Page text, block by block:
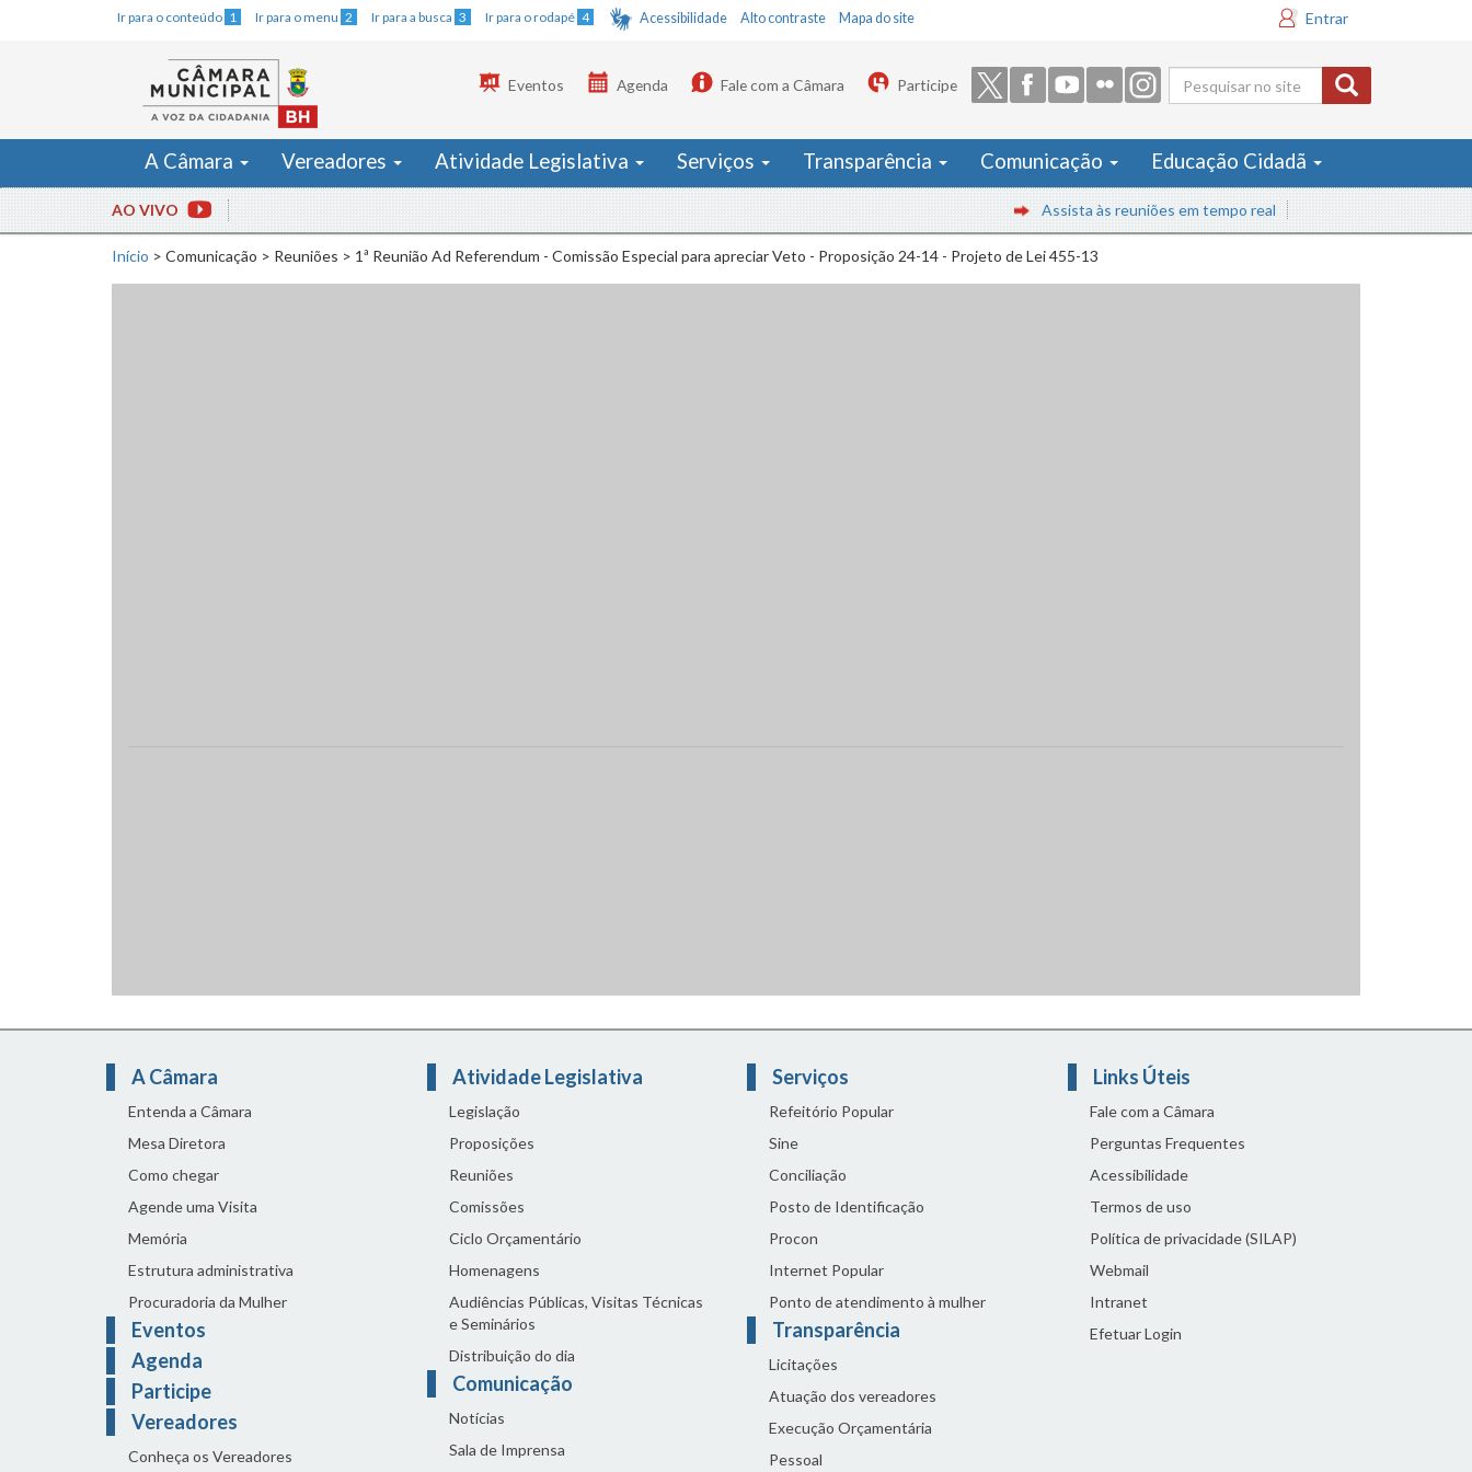
Ir para o conteúdo 1 Ir para o menu 2 Ir para a busca 3 Ir para o rodapé 4 Acessibilidade Alto contraste Mapa do site Entrar
Formulário
de busca
Eventos Agenda Fale com a Câmara Participe
A Câmara Vereadores Atividade Legislativa Serviços Transparência Comunicação Educação Cidadã
AO VIVO Assista às reuniões em tempo real
Início > Comunicação > Reuniões > 1ª Reunião Ad Referendum - Comissão Especial para apreciar Veto - Proposição 24-14 - Projeto de Lei 455-13
A Câmara
Entenda a Câmara
Mesa Diretora
Como chegar
Agende uma Visita
Memória
Estrutura administrativa
Procuradoria da Mulher
Eventos
Agenda
Participe
Vereadores
Conheça os Vereadores
Atividade Legislativa
Legislação
Proposições
Reuniões
Comissões
Ciclo Orçamentário
Homenagens
Audiências Públicas, Visitas Técnicas
e Seminários
Distribuição do dia
Comunicação
Notícias
Sala de Imprensa
Serviços
Refeitório Popular
Sine
Conciliação
Posto de Identificação
Procon
Internet Popular
Ponto de atendimento à mulher
Transparência
Licitações
Atuação dos vereadores
Execução Orçamentária
Pessoal
Links Úteis
Fale com a Câmara
Perguntas Frequentes
Acessibilidade
Termos de uso
Política de privacidade (SILAP)
Webmail
Intranet
Efetuar Login